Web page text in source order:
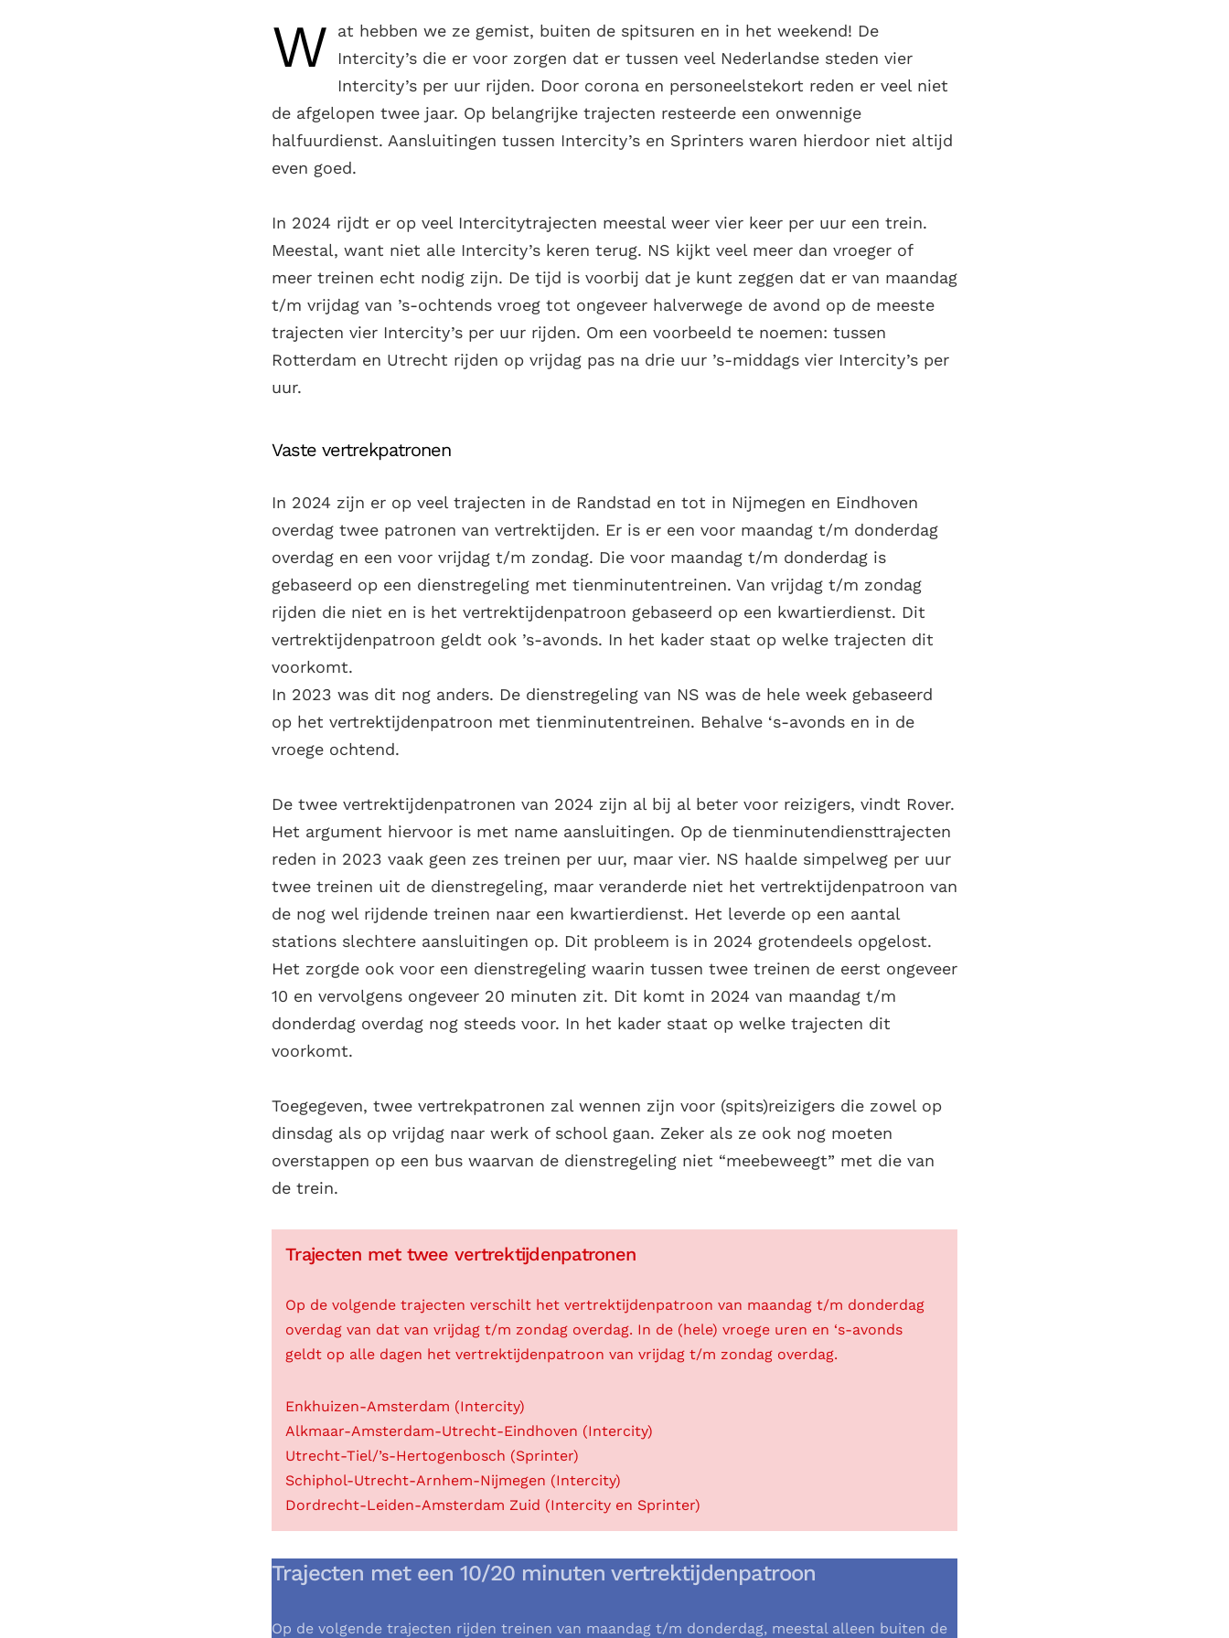
W
at hebben we ze gemist, buiten de spitsuren en in het weekend! De
Intercity’s die er voor zorgen dat er tussen veel Nederlandse steden vier
Intercity’s per uur rijden. Door corona en personeelstekort reden er veel niet
de afgelopen twee jaar. Op belangrijke trajecten resteerde een onwennige
halfuurdienst. Aansluitingen tussen Intercity’s en Sprinters waren hierdoor niet altijd
even goed.
In 2024 rijdt er op veel Intercitytrajecten meestal weer vier keer per uur een trein.
Meestal, want niet alle Intercity’s keren terug. NS kijkt veel meer dan vroeger of
meer treinen echt nodig zijn. De tijd is voorbij dat je kunt zeggen dat er van maandag
t/m vrijdag van ’s-ochtends vroeg tot ongeveer halverwege de avond op de meeste
trajecten vier Intercity’s per uur rijden. Om een voorbeeld te noemen: tussen
Rotterdam en Utrecht rijden op vrijdag pas na drie uur ’s-middags vier Intercity’s per
uur.
Vaste vertrekpatronen
In 2024 zijn er op veel trajecten in de Randstad en tot in Nijmegen en Eindhoven
overdag twee patronen van vertrektijden. Er is er een voor maandag t/m donderdag
overdag en een voor vrijdag t/m zondag. Die voor maandag t/m donderdag is
gebaseerd op een dienstregeling met tienminutentreinen. Van vrijdag t/m zondag
rijden die niet en is het vertrektijdenpatroon gebaseerd op een kwartierdienst. Dit
vertrektijdenpatroon geldt ook ’s-avonds. In het kader staat op welke trajecten dit
voorkomt.
In 2023 was dit nog anders. De dienstregeling van NS was de hele week gebaseerd
op het vertrektijdenpatroon met tienminutentreinen. Behalve ‘s-avonds en in de
vroege ochtend.
De twee vertrektijdenpatronen van 2024 zijn al bij al beter voor reizigers, vindt Rover.
Het argument hiervoor is met name aansluitingen. Op de tienminutendiensttrajecten
reden in 2023 vaak geen zes treinen per uur, maar vier. NS haalde simpelweg per uur
twee treinen uit de dienstregeling, maar veranderde niet het vertrektijdenpatroon van
de nog wel rijdende treinen naar een kwartierdienst. Het leverde op een aantal
stations slechtere aansluitingen op. Dit probleem is in 2024 grotendeels opgelost.
Het zorgde ook voor een dienstregeling waarin tussen twee treinen de eerst ongeveer
10 en vervolgens ongeveer 20 minuten zit. Dit komt in 2024 van maandag t/m
donderdag overdag nog steeds voor. In het kader staat op welke trajecten dit
voorkomt.
Toegegeven, twee vertrekpatronen zal wennen zijn voor (spits)reizigers die zowel op
dinsdag als op vrijdag naar werk of school gaan. Zeker als ze ook nog moeten
overstappen op een bus waarvan de dienstregeling niet “meebeweegt” met die van
de trein.
Trajecten met twee vertrektijdenpatronen
Op de volgende trajecten verschilt het vertrektijdenpatroon van maandag t/m donderdag
overdag van dat van vrijdag t/m zondag overdag. In de (hele) vroege uren en ‘s-avonds
geldt op alle dagen het vertrektijdenpatroon van vrijdag t/m zondag overdag.
Enkhuizen-Amsterdam (Intercity)
Alkmaar-Amsterdam-Utrecht-Eindhoven (Intercity)
Utrecht-Tiel/’s-Hertogenbosch (Sprinter)
Schiphol-Utrecht-Arnhem-Nijmegen (Intercity)
Dordrecht-Leiden-Amsterdam Zuid (Intercity en Sprinter)
Trajecten met een 10/20 minuten vertrektijdenpatroon
Op de volgende trajecten rijden treinen van maandag t/m donderdag, meestal alleen buiten de